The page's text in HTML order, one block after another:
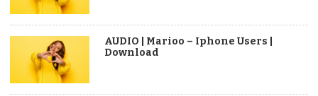
AUDIO | Marioo – Iphone Users |
Download